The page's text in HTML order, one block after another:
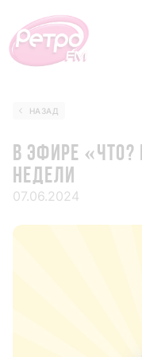
НАЗАД
В ЭФИРЕ «ЧТО?
НЕДЕЛИ
07.06.2024